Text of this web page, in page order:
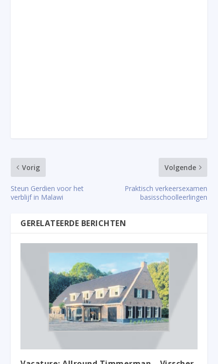
Vorig
Steun Gerdien voor het
verblijf in Malawi
Volgende
Praktisch verkeersexamen
basisschoolleerlingen
GERELATEERDE BERICHTEN